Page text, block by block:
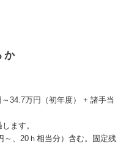
か
初年度） + 諸手当
ます。
、20ｈ相当分）含む。固定残